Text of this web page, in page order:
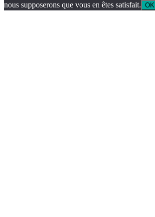
nous supposerons que vous en êtes satisfait. OK